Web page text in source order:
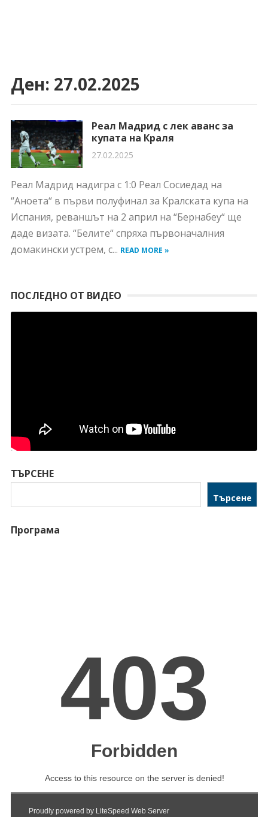
Ден: 27.02.2025
Реал Мадрид с лек аванс за
купата на Краля
27.02.2025
Реал Мадрид надигра с 1:0 Реал Сосиедад на
“Аноета“ в първи полуфинал за Кралската купа на
Испания, реваншът на 2 април на “Бернабеу“ ще
даде визата. “Белите“ спряха първоначалния
домакински устрем, с... READ MORE »
ПОСЛЕДНО ОТ ВИДЕО
ТЪРСЕНЕ
Търсене
Програма